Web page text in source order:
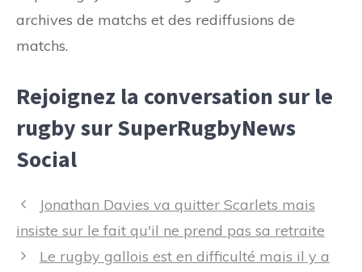
archives de matchs et des rediffusions de
matchs.
Rejoignez la conversation sur le
rugby sur SuperRugbyNews
Social
Navigation
des
Jonathan Davies va quitter Scarlets mais
insiste sur le fait qu'il ne prend pas sa retraite
Le rugby gallois est en difficulté mais il y a